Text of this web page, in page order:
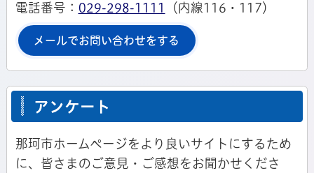
電話番号： 029-298-1111 （内線116・117）
メールでお問い合わせをする
アンケート
那珂市ホームページをより良いサイトにするため
に、皆さまのご意見・ご感想をお聞かせくださ